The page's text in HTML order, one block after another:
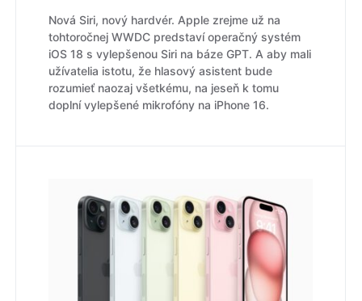
Nová Siri, nový hardvér. Apple zrejme už na
tohtoročnej WWDC predstaví operačný systém
iOS 18 s vylepšenou Siri na báze GPT. A aby mali
užívatelia istotu, že hlasový asistent bude
rozumieť naozaj všetkému, na jeseň k tomu
doplní vylepšené mikrofóny na iPhone 16.